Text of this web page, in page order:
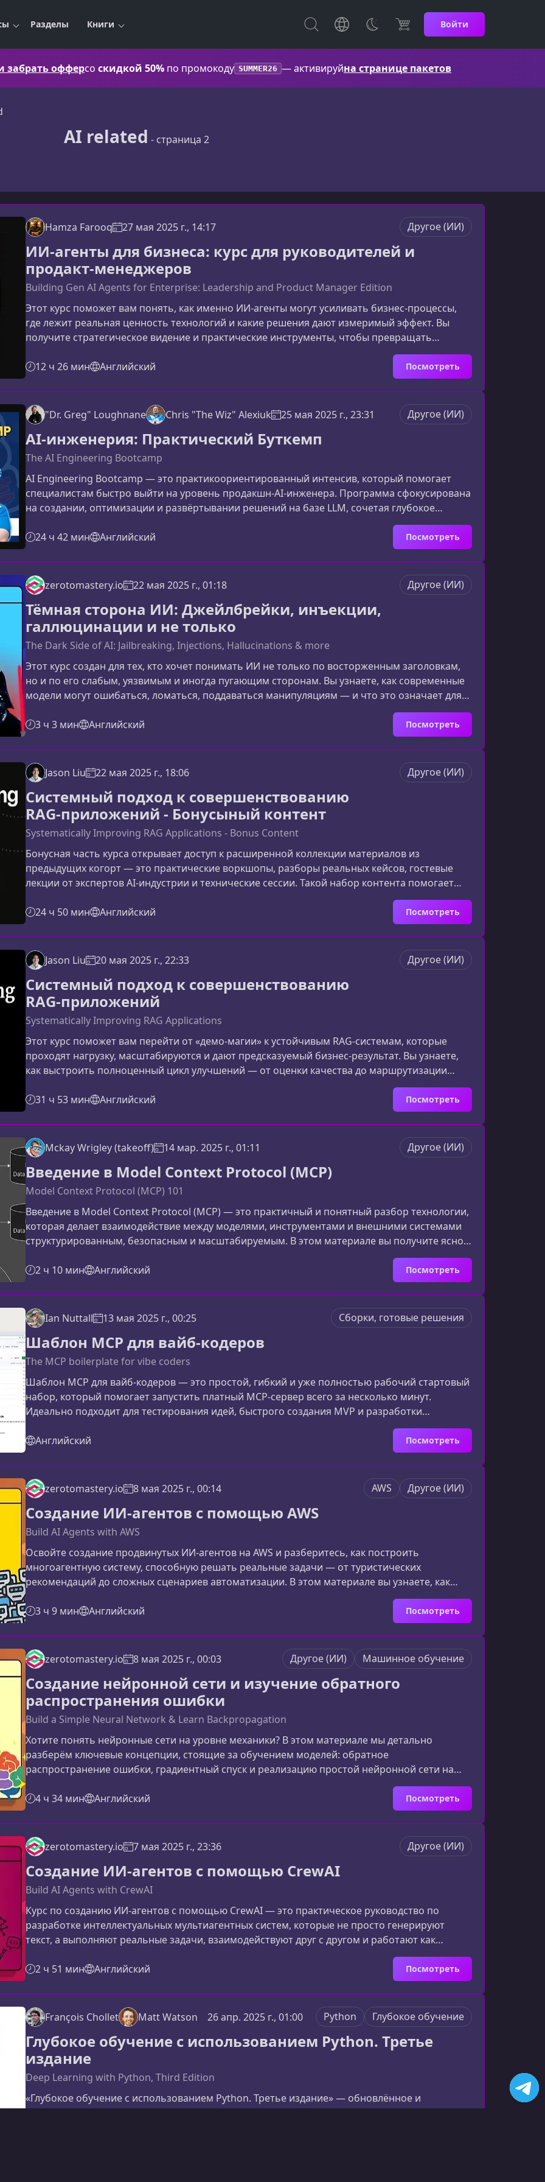
Разделы Книги Войти
забрать офферсо скидкой 50% по промокоду SUMMER26 — активируйна странице пакетов
AI related - страница 2
Hamza Farooq 27 мая 2025 г., 14:17 Другое (ИИ)
ИИ-агенты для бизнеса: курс для руководителей и
продакт-менеджеров
Building Gen AI Agents for Enterprise: Leadership and Product Manager Edition
Этот курс поможет вам понять, как именно ИИ-агенты могут усиливать бизнес-процессы,
где лежит реальная ценность технологий и какие решения дают измеримый эффект. Вы
получите стратегическое видение и практические инструменты, чтобы превращать
абстрактные идеи об ИИ в работающие продукты, повышающие эффективность и
прибыль.Почему ИИ-агенты стали ключевым фактором
конкурентоспособностиГенеративный ИИ стремительно трансформирует рынок: компании
ав
12 ч 26 мин Английский Посмотреть
"Dr. Greg" Loughnane Chris "The Wiz" Alexiuk 25 мая 2025 г., 23:31 Другое (ИИ)
AI-инженерия: Практический Буткемп
The AI Engineering Bootcamp
AI Engineering Bootcamp — это практикоориентированный интенсив, который помогает
специалистам быстро выйти на уровень продакшн‑AI‑инженера. Программа сфокусирована
на создании, оптимизации и развёртывании решений на базе LLM, сочетая глубокое
техническое погружение с реальной инженерной практикой.Ключевые преимущества
курсаЭти усиления делают программу более ценностно ориентированной и SEO-
24 ч 42 мин Английский Посмотреть
zerotomastery.io 22 мая 2025 г., 01:18 Другое (ИИ)
Тёмная сторона ИИ: Джейлбрейки, инъекции,
галлюцинации и не только
The Dark Side of AI: Jailbreaking, Injections, Hallucinations & more
Этот курс создан для тех, кто хочет понимать ИИ не только по восторженным заголовкам,
но и по его слабым, уязвимым и иногда пугающим сторонам. Вы узнаете, как современные
модели могут ошибаться, ломаться, поддаваться манипуляциям — и что это означает для
любой профессии, где используется ИИ.Почему важно изучать тёмную сторону ИИРазвитие
искусственного интеллекта идёт стремительно, и каждый день появляются новые методы
3 ч 3 мин Английский Посмотреть
Jason Liu 22 мая 2025 г., 18:06 Другое (ИИ)
Системный подход к совершенствованию
RAG‑приложений - Бонусыный контент
Systematically Improving RAG Applications - Bonus Content
Бонусная часть курса открывает доступ к расширенной коллекции материалов из
предыдущих когорт — это практические воркшопы, разборы реальных кейсов, гостевые
лекции от экспертов AI‑индустрии и технические сессии. Такой набор контента помогает
глубже понять системный подход к RAG, увидеть типичные ошибки и решения, ускорить
внедрение собственных улучшений.Материалы первой когортыПрактические
24 ч 50 мин Английский Посмотреть
Jason Liu 20 мая 2025 г., 22:33 Другое (ИИ)
Системный подход к совершенствованию
RAG‑приложений
Systematically Improving RAG Applications
Этот курс поможет вам перейти от «демо‑магии» к устойчивым RAG‑системам, которые
проходят нагрузку, масштабируются и дают предсказуемый бизнес‑результат. Вы узнаете,
как выстроить полноценный цикл улучшений — от оценки качества до маршрутизации
запросов и настройки специализированных индексов.Почему системный подход к RAG
имеет значениеБольшинство прототипов RAG выглядит впечатляюще только в
31 ч 53 мин Английский Посмотреть
Mckay Wrigley (takeoff) 14 мар. 2025 г., 01:11 Другое (ИИ)
Введение в Model Context Protocol (MCP)
Model Context Protocol (MCP) 101
Введение в Model Context Protocol (MCP) — это практичный и понятный разбор технологии,
которая делает взаимодействие между моделями, инструментами и внешними системами
структурированным, безопасным и масштабируемым. В этом материале вы получите ясное
представление о том, как работает MCP, зачем он нужен и какие возможности открывает
для разработчиков и компаний.Что такое Model Context ProtocolModel Context Protocol
2 ч 10 мин Английский Посмотреть
Ian Nuttall 13 мая 2025 г., 00:25 Сборки, готовые решения
Шаблон MCP для вайб-кодеров
The MCP boilerplate for vibe coders
Шаблон MCP для вайб-кодеров — это простой, гибкий и уже полностью рабочий стартовый
набор, который помогает запустить платный MCP‑сервер всего за несколько минут.
Идеально подходит для тестирования идей, быстрого создания MVP и разработки
собственных AI‑инструментов без сложной подготовки окружения.Что представляет собой
MCP BoilerplateMCP Boilerplate — это минималистичная, но функциональная стартовая
Английский Посмотреть
zerotomastery.io 8 мая 2025 г., 00:14 AWS Другое (ИИ)
Создание ИИ-агентов с помощью AWS
Build AI Agents with AWS
Освойте создание продвинутых ИИ-агентов на AWS и разберитесь, как построить
многоагентную систему, способную решать реальные задачи — от туристических
рекомендаций до сложных сценариев автоматизации. В этом материале вы узнаете, как
организовать взаимодействие нескольких агентов, задействовать AWS Bedrock, Lambda, S3
и API Gateway, и подготовить полноценного ИИ-помощника к продакшену.Что представляет
3 ч 9 мин Английский Посмотреть
zerotomastery.io 8 мая 2025 г., 00:03 Другое (ИИ) Машинное обучение
Создание нейронной сети и изучение обратного
распространения ошибки
Build a Simple Neural Network & Learn Backpropagation
Хотите понять нейронные сети на уровне механики? В этом материале мы детально
разберём ключевые концепции, стоящие за обучением моделей: обратное
распространение ошибки, градиентный спуск и реализацию простой нейронной сети на
чистом Python — без фреймворков и «магии под капотом».Зачем разбираться в обратном
распространении ошибкиМногие инженеры используют готовые инструменты вроде
4 ч 34 мин Английский Посмотреть
zerotomastery.io 7 мая 2025 г., 23:36 Другое (ИИ)
Создание ИИ-агентов с помощью CrewAI
Build AI Agents with CrewAI
Курс по созданию ИИ-агентов с помощью CrewAI — это практическое руководство по
разработке интеллектуальных мультиагентных систем, которые не просто генерируют
текст, а выполняют реальные задачи, взаимодействуют друг с другом и работают как
полноценная команда. В этом материале вы узнаете, как использовать CrewAI для
построения гармоничных ИИ‑процессов, основанных на LLM, инструментах и
2 ч 51 мин Английский Посмотреть
François Chollet Matt Watson 26 апр. 2025 г., 01:00 Python Глубокое обучение
Глубокое обучение с использованием Python. Третье
издание
Deep Learning with Python, Third Edition
«Глубокое обучение с использованием Python. Третье издание» — обновлённое и
расширенное руководство, которое помогает уверенно освоить современные методы